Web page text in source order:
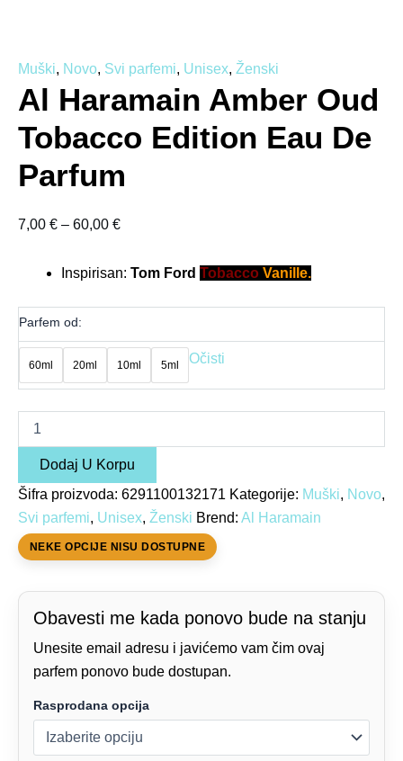
Muški, Novo, Svi parfemi, Unisex, Ženski
Al Haramain Amber Oud
Tobacco Edition Eau De
Parfum
7,00 € – 60,00 €
Inspirisan: Tom Ford Tobacco Vanille.
Parfem od:
60ml 20ml 10ml 5ml Očisti
Dodaj U Korpu
Šifra proizvoda: 6291100132171 Kategorije: Muški, Novo,
Svi parfemi, Unisex, Ženski Brend: Al Haramain
NEKE OPCIJE NISU DOSTUPNE
Obavesti me kada ponovo bude na stanju
Unesite email adresu i javićemo vam čim ovaj
parfem ponovo bude dostupan.
Rasprodana opcija